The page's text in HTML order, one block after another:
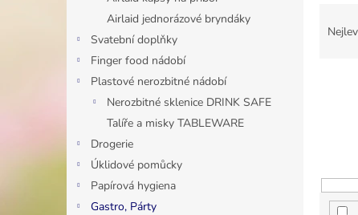
Airlaid jednorázové bryndáky
Svatební doplňky
Finger food nádobí
Plastové nerozbitné nádobí
Nerozbitné sklenice DRINK SAFE
Talíře a misky TABLEWARE
Drogerie
Úklidové pomůcky
Papírová hygiena
Gastro, Párty
u